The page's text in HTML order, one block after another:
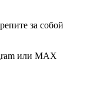
за собой
или MAX